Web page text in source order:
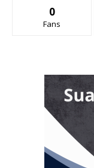
0
Fans